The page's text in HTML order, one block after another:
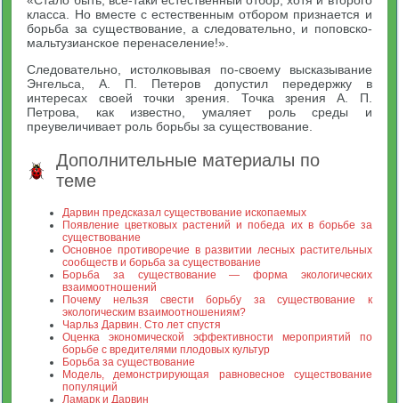
класса. Но вместе с естественным отбором признается и
борьба за существование, а следовательно, и поповско-
мальтузианское перенаселение!».
Следовательно, истолковывая по-своему высказывание
Энгельса, А. П. Петеров допустил передержку в
интересах своей точки зрения. Точка зрения А. П.
Петрова, как известно, умаляет роль среды и
преувеличивает роль борьбы за существование.
Дополнительные материалы по
теме
Дарвин предсказал существование ископаемых
Появление цветковых растений и победа их в борьбе за
существование
Основное противоречие в развитии лесных растительных
сообществ и борьба за существование
Борьба за существование — форма экологических
взаимоотношений
Почему нельзя свести борьбу за существование к
экологическим взаимоотношениям?
Чарльз Дарвин. Сто лет спустя
Оценка экономической эффективности мероприятий по
борьбе с вредителями плодовых культур
Борьба за существование
Модель, демонстрирующая равновесное существование
популяций
Ламарк и Дарвин